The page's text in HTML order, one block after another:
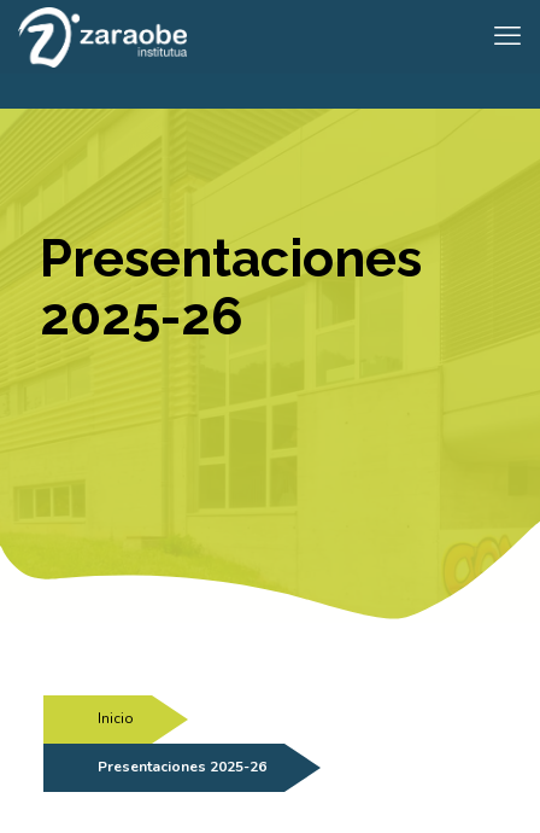
Presentaciones
2025-26
Inicio
Presentaciones 2025-26